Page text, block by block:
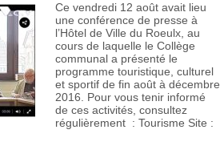
Ce vendredi 12 août avait lieu
une conférence de presse à
l’Hôtel de Ville du Roeulx, au
cours de laquelle le Collège
communal a présenté le
programme touristique, culturel
et sportif de fin août à décembre
2016. Pour vous tenir informé
de ces activités, consultez
régulièrement : Tourisme Site :